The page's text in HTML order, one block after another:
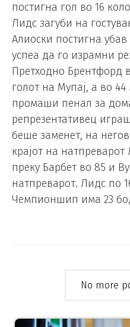
постигна гол во 16
Лидс загуби на
Алиоски постигна
успеа да го израмни
Претходно Брентфорд
голот на Мупај, а во
промаши пенал за
репрезентативец
беше заменет, на
крајот на
преку Барбет во 85 и
натпреварот. Лидс по
Чемпионшип има 23
No more